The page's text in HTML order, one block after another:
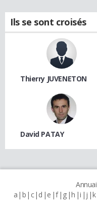
Ils se sont croisés
Thierry JUVENETON
David PATAY
a b c d e f g h i j k